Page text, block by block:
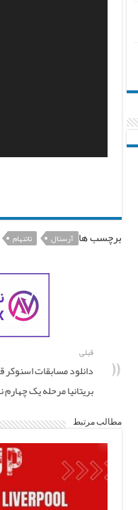
برچسب ها آرسنال تاتنهام
قبلی
دانلود مسابقات اسنوکر
بریتانیا مرحله یک چهارم
مطالب مرتبط